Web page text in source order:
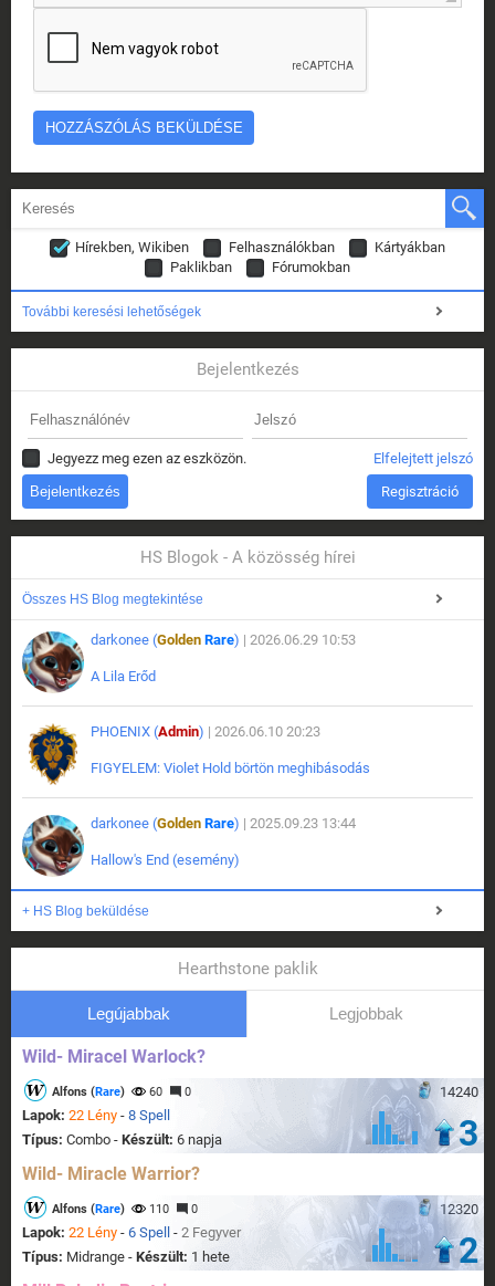
Hírekben, Wikiben Felhasználókban
Kártyákban
Paklikban
Fórumokban
További keresési lehetőségek
Bejelentkezés
Jegyezz meg ezen az eszközön. Elfelejtett jelszó
Regisztráció
HS Blogok - A közösség hírei
Összes HS Blog megtekintése
darkonee (Golden Rare) | 2026.06.29 10:53
A Lila Erőd
PHOENIX (Admin) | 2026.06.10 20:23
FIGYELEM: Violet Hold börtön meghibásodás
darkonee (Golden Rare) | 2025.09.23 13:44
Hallow's End (esemény)
+ HS Blog beküldése
Hearthstone paklik
Legújabbak Legjobbak
Wild- Miracel Warlock?
14240
Alfons (Rare) 60 0
Lapok: 22 Lény - 8 Spell
Típus: Combo - Készült: 6 napja 3
Wild- Miracle Warrior?
12320
Alfons (Rare) 110 0
Lapok: 22 Lény - 6 Spell - 2 Fegyver
Típus: Midrange - Készült: 1 hete 2